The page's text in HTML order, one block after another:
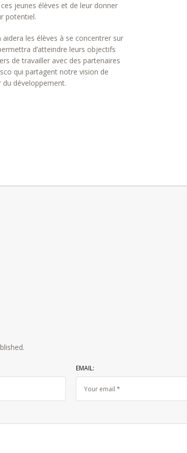
jeunes élèves et de leur donner
potentiel.
les élèves à se concentrer sur
d’atteindre leurs objectifs
de travailler avec des partenaires
qui partagent notre vision de
développement.
EMAIL: